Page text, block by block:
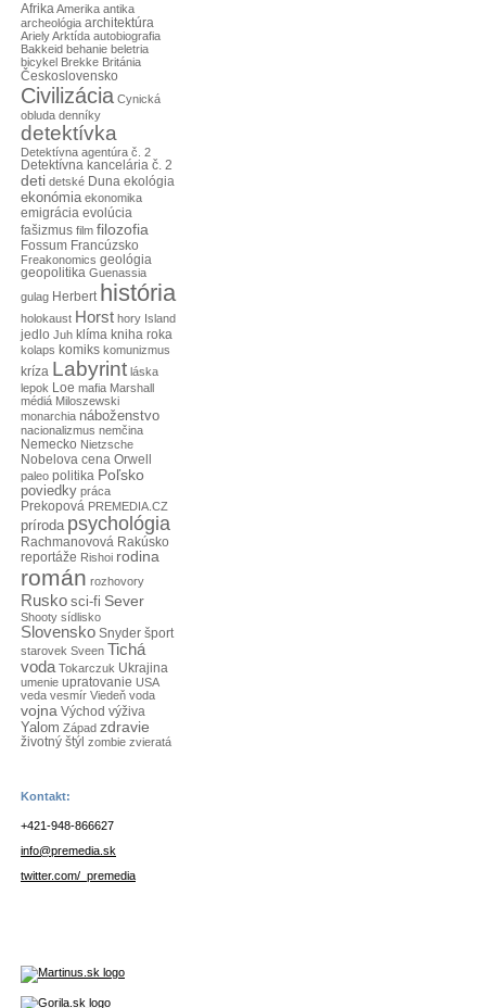
Afrika Amerika antika
archeológia architektúra
ArielyArktída autobiografia
Bakkeid behanie beletria
bicykel Brekke Británia
Československo
Civilizácia Cynická
obluda denníky
detektívka
Detektívna agentúra č. 2
Detektívna kancelária č. 2
deti detské Duna ekológia
ekonómia ekonomika
emigrácia evolúcia
fašizmus film filozofia
Fossum Francúzsko
Freakonomics geológia
geopolitika Guenassia
gulag Herbert história
holokaust Horst hory Island
jedlo Juh klíma kniha roka
kolaps komiks komunizmus
kríza Labyrint láska
lepok
Loe mafia Marshall
médiá Miloszewski
monarchia náboženstvo
nacionalizmus nemčina
Nemecko Nietzsche
Nobelova cena Orwell
paleo politika Poľsko
poviedky práca
Prekopová PREMEDIA.CZ
príroda psychológia
Rachmanovová Rakúsko
reportáže Rishoi rodina
román rozhovory
Rusko sci-fi Sever
Shooty sídlisko
Slovensko Snyder šport
starovek Sveen Tichá
voda Tokarczuk Ukrajina
umenie upratovanie USA
veda vesmír Viedeň voda
vojna Východ výživa
Yalom Západ zdravie
životný štýl zombie zvieratá
Kontakt:
+421-948-866627
info@premedia.sk
twitter.com/_premedia